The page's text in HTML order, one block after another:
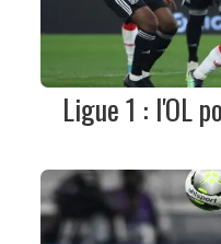
Ligue 1 : l'OL